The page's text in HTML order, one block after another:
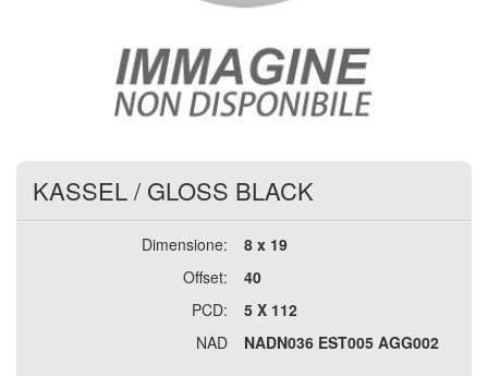
KASSEL/ GLOSS BLACK
Dimensione:
8 x 19
Offset:
40
PCD:
5 X 112
NAD
NADN036 EST005 AGG002